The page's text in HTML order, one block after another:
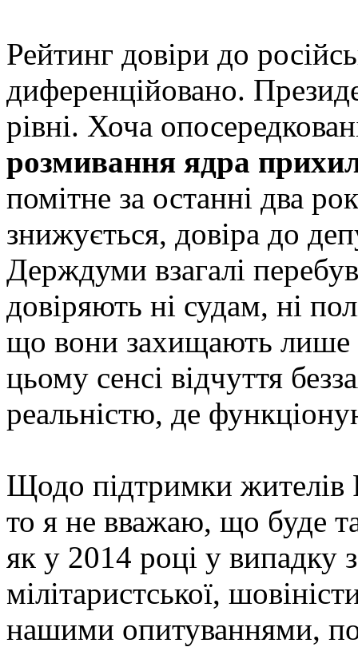
Рейтинг довіри до
диференційовано.
рівні. Хоча
розмивання ядра
помітне за останні два
знижується, довіра до
Держдуми взагалі
довіряють ні судам, ні
що вони захищають лише
цьому сенсі відчуття
реальністю, де
Щодо підтримки жителів
то я не вважаю, що буде
як у 2014 році у випадку
мілітаристської,
нашими опитуваннями,